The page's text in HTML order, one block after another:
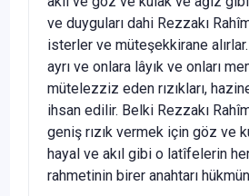
ve duyguları dahi Rezzakı
isterler ve müteşekkirane
ayrı ve onlara lâyık ve onları
mütelezziz eden rızıkları,
ihsan edilir. Belki Rezzakı
geniş rızık vermek için göz ve
hayal ve akıl gibi o latîfelerin
rahmetinin birer anahtarı